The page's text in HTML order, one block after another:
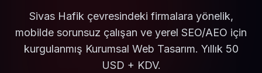
Sivas Hafik çevresindeki firmalara yönelik,
mobilde sorunsuz çalışan ve yerel SEO/AEO için
kurgulanmış Kurumsal Web Tasarım. Yıllık 50
USD + KDV.